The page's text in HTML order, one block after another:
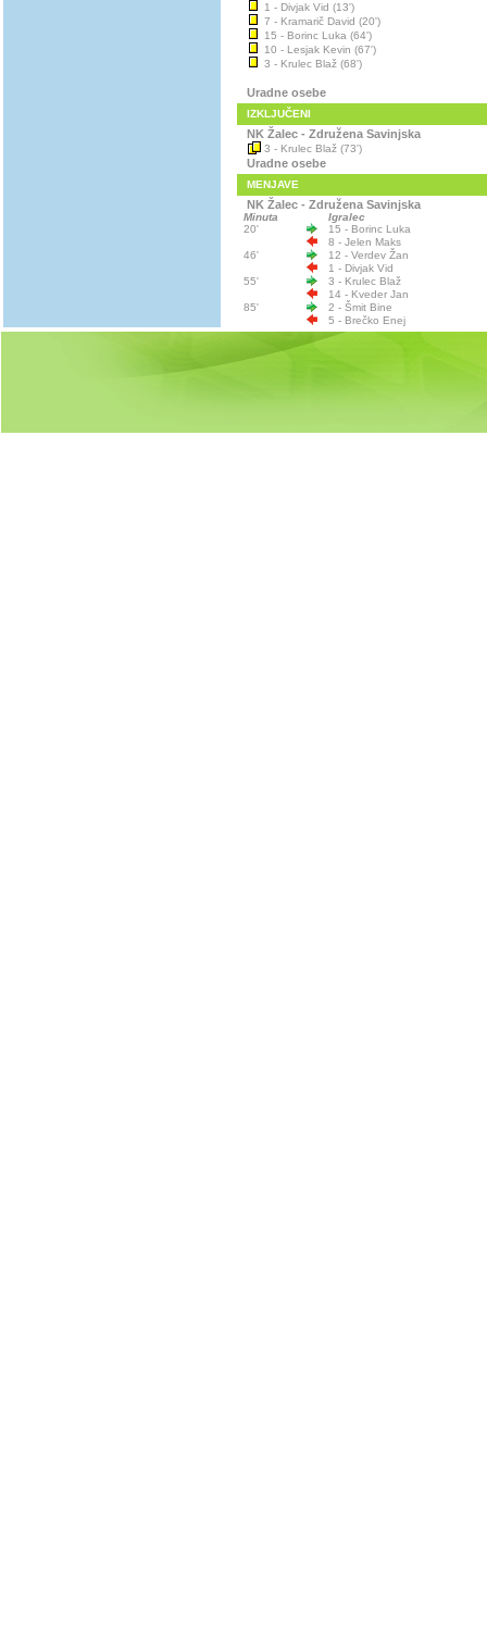
1 - Divjak Vid (13')
7 - Kramarič David (20')
15 - Borinc Luka (64')
10 - Lesjak Kevin (67')
3 - Krulec Blaž (68')
Uradne osebe
IZKLJUČENI
NK Žalec - Združena Savinjska
3 - Krulec Blaž (73')
Uradne osebe
MENJAVE
NK Žalec - Združena Savinjska
Minuta
Igralec
20'
15 - Borinc Luka
8 - Jelen Maks
46'
12 - Verdev Žan
1 - Divjak Vid
55'
3 - Krulec Blaž
14 - Kveder Jan
85'
2 - Šmit Bine
5 - Brečko Enej